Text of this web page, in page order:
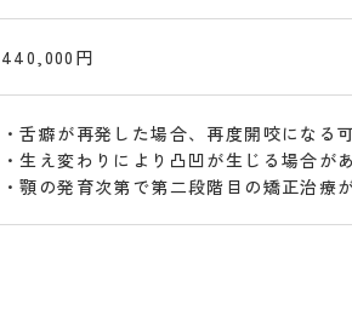
440,000円
・舌癖が再発した場合、再度開咬になる
・生え変わりにより凸凹が生じる場合があ
・顎の発育次第で第二段階目の矯正治療